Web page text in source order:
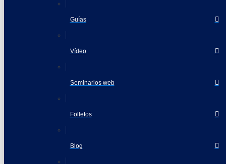
Guías
Vídeo
Seminarios web
Folletos
Blog